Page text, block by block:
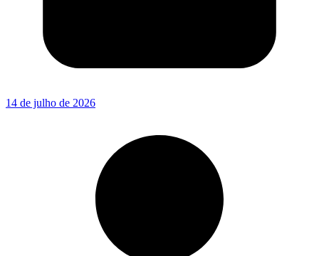
14 de julho de 2026